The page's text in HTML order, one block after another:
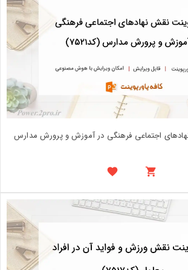
اجتماعی فرهنگی در آموزش و پرورش مدارس